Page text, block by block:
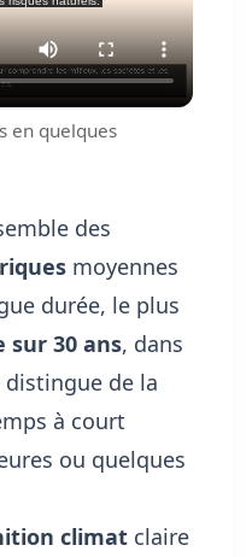
en quelques
des
moyennes
durée, le plus
sur 30 ans, dans
distingue de la
à court
ou quelques
climat claire